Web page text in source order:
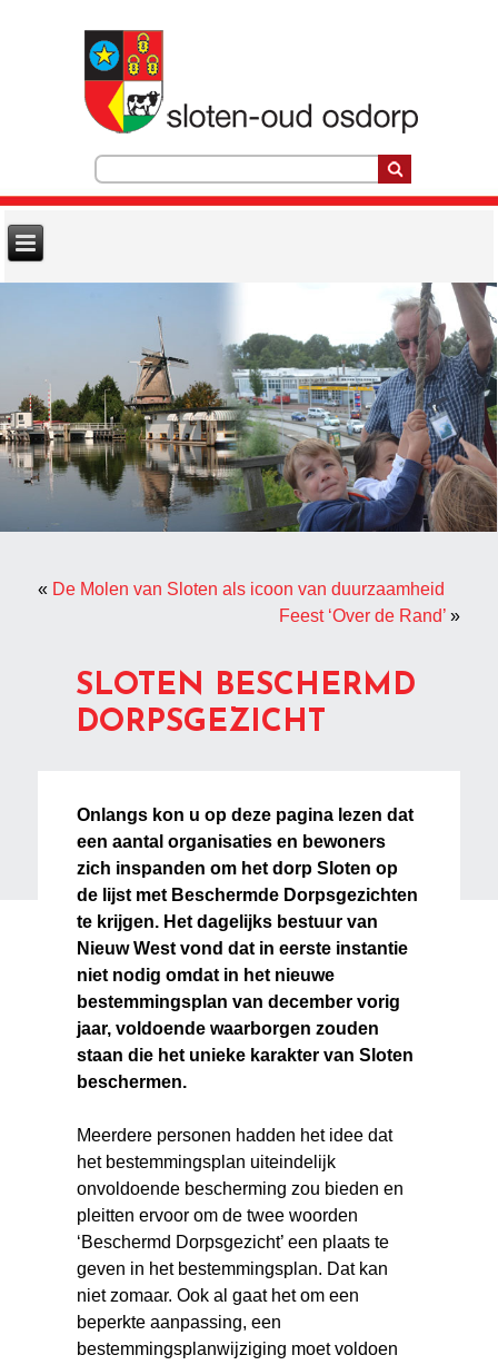
« De Molen van Sloten als icoon van duurzaamheid
Feest ‘Over de Rand’»
SLOTEN BESCHERMD
DORPSGEZICHT
Onlangs kon u op deze pagina lezen dat
een aantal organisaties en bewoners
zich inspanden om het dorp Sloten op
de lijst met Beschermde Dorpsgezichten
te krijgen. Het dagelijks bestuur van
Nieuw West vond dat in eerste instantie
niet nodig omdat in het nieuwe
bestemmingsplan van december vorig
jaar, voldoende waarborgen zouden
staan die het unieke karakter van Sloten
beschermen.
Meerdere personen hadden het idee dat
het bestemmingsplan uiteindelijk
onvoldoende bescherming zou bieden en
pleitten ervoor om de twee woorden
‘Beschermd Dorpsgezicht’ een plaats te
geven in het bestemmingsplan. Dat kan
niet zomaar. Ook al gaat het om een
beperkte aanpassing, een
bestemmingsplanwijziging moet voldoen